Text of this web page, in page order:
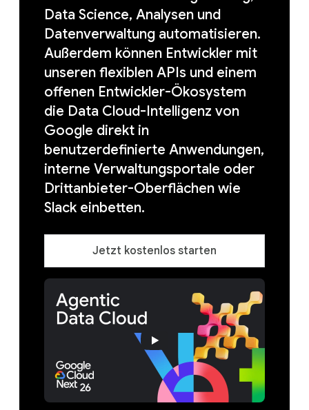
Data Science, Analysen und
Datenverwaltung automatisieren.
Außerdem können Entwickler mit
unseren flexiblen APIs und einem
offenen Entwickler-Ökosystem
die Data Cloud-Intelligenz von
Google direkt in
benutzerdefinierte Anwendungen,
interne Verwaltungsportale oder
Drittanbieter-Oberflächen wie
Slack einbetten.
Jetzt kostenlos starten